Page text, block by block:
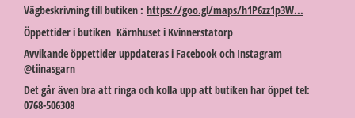
Vägbeskrivning till butiken : https://goo.gl/maps/h1P6zz1p3W...
Öppettider i butiken Kärnhuset i Kvinnerstatorp
Avvikande öppettider uppdateras i Facebook och Instagram
@tiinasgarn
Det går även bra att ringa och kolla upp att butiken har öppet tel:
0768-506308